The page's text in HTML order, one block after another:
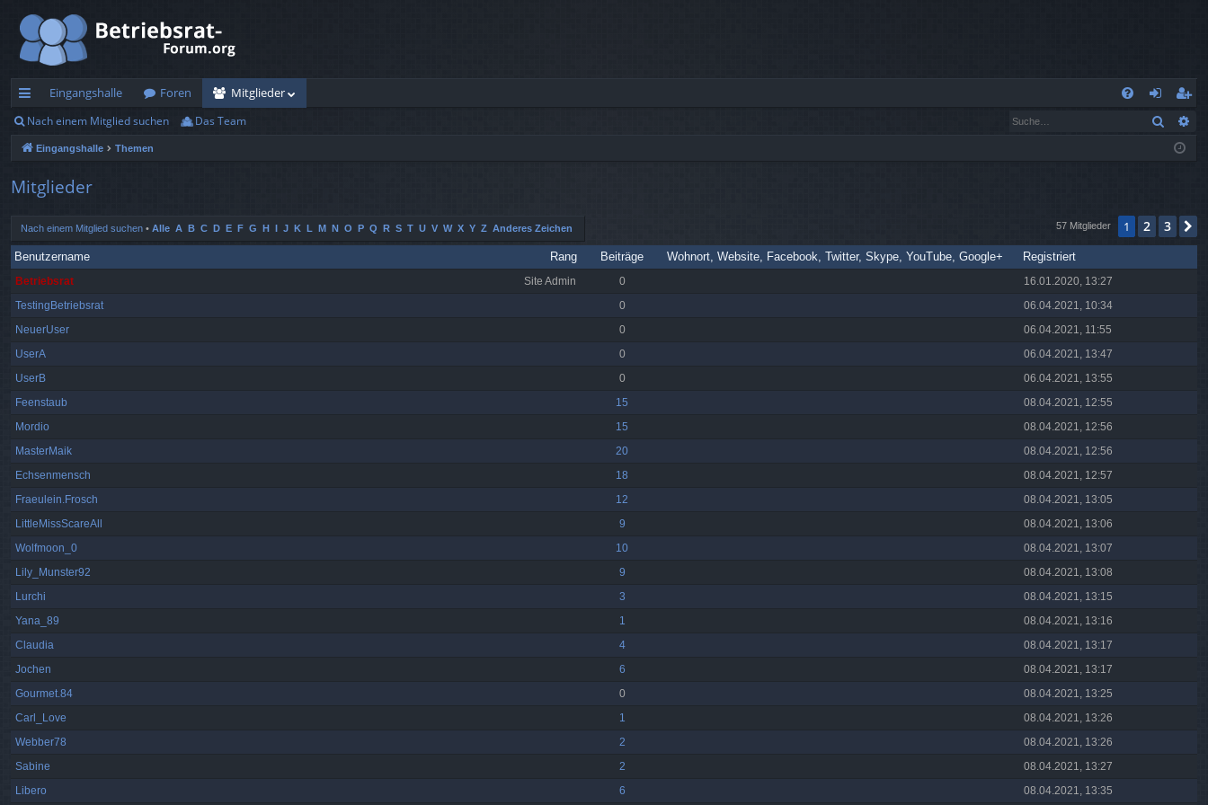
ch
ne
llz
f
Eingangshalle Foren
Mitglieder
n
n
eg
ist
n
Nach einem Mitglied suchen Das Team Suche
Eingangshalle Themen
Mitglieder
Nach einem Mitglied suchen • Alle A B C D E F G H I J K L M N O P Q R S T U V W X Y Z Anderes Zeichen 57 Mitglieder 1 2 3
Rang
Benutzername Beiträge Wohnort, Website, Facebook, Twitter, Skype, YouTube, Google+ Registriert
Site Admin
Betriebsrat 0
16.01.2020, 13:27
TestingBetriebsrat
0
06.04.2021, 10:34
NeuerUser
0
06.04.2021, 11:55
UserA
0
06.04.2021, 13:47
UserB
0
06.04.2021, 13:55
Feenstaub
15
08.04.2021, 12:55
Mordio
15
08.04.2021, 12:56
MasterMaik
20
08.04.2021, 12:56
Echsenmensch
18
08.04.2021, 12:57
Fraeulein.Frosch
12
08.04.2021, 13:05
LittleMissScareAll
9
08.04.2021, 13:06
Wolfmoon_0
10
08.04.2021, 13:07
Lily_Munster92
9
08.04.2021, 13:08
Lurchi
3
08.04.2021, 13:15
Yana_89
1
08.04.2021, 13:16
Claudia
4
08.04.2021, 13:17
Jochen
6
08.04.2021, 13:17
Gourmet.84
0
08.04.2021, 13:25
Carl_Love
1
08.04.2021, 13:26
Webber78
2
08.04.2021, 13:26
Sabine
2
08.04.2021, 13:27
Libero
6 08.04.2021, 13:35